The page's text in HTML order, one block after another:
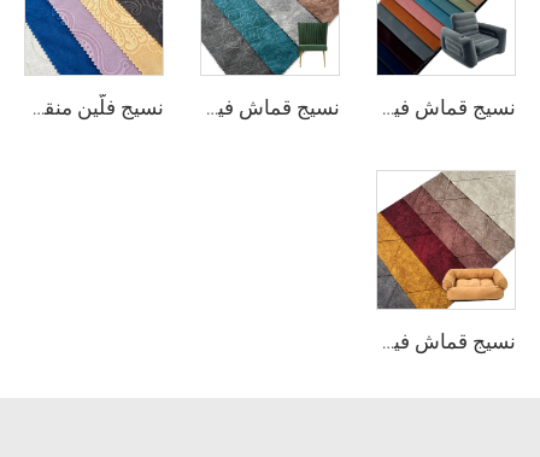
نسيج قماش فيلوت بوليستر خالص ١٠٠٪ من وي جوي لتغطية الأرائك ومواد الأثاث وتغطيات الوسائد، وديكور المنزل النسيجي المنزلي الناعم الفاخر المتين بالمتر نسيج قماش فيلوت بوليستر مطبوع ومُحدَّب بوزن ٣٠٠ غ/م² وبوليستر خالص ١٠٠٪ من وي جوي لتغطية الأرائك والوسائد ومواد الأثاث، وديكور المنزل الناعم الفاخر المتين بالمتر نسيج فلّين منقوش من البوليستر النقي ١٠٠٪ بوزن ٢٣٠ جم/م² من شركة وي جوي، مناسب لتغليف الأثاث والأرائك وغطاء الوسائد، وديكور المنزل، وذو أنماط زخرفية ناعمة وفروية ومتينة، ويُباع بالمتر
نسيج قماش فيلوت هولندي مُحدَّب من وي جوي لتغطية الأرائك ومواد الأثاث، وديكور المنزل الناعم الفاخر المتين بالمتر